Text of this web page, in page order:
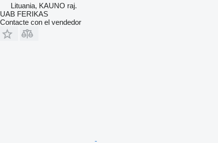
Lituania, KAUNO raj.
UAB FERIKAS
Contacte con el vendedor